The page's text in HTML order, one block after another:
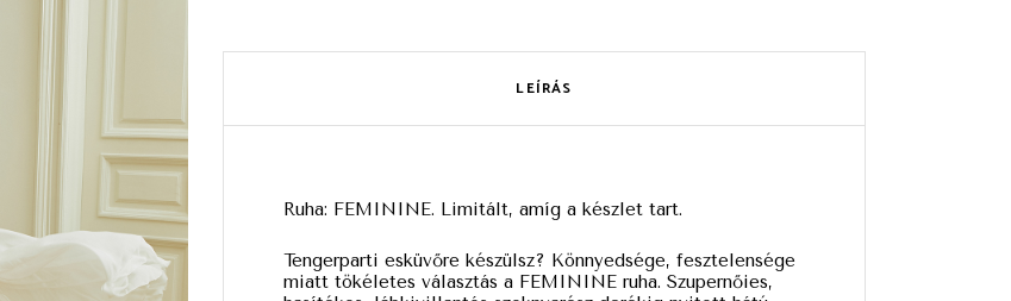
LEÍRÁS
Ruha: FEMININE. Limitált, amíg a készlet tart.
Tengerparti esküvőre készülsz? Könnyedsége, fesztelensége
miatt tökéletes választás a FEMININE ruha. Szupernőies,